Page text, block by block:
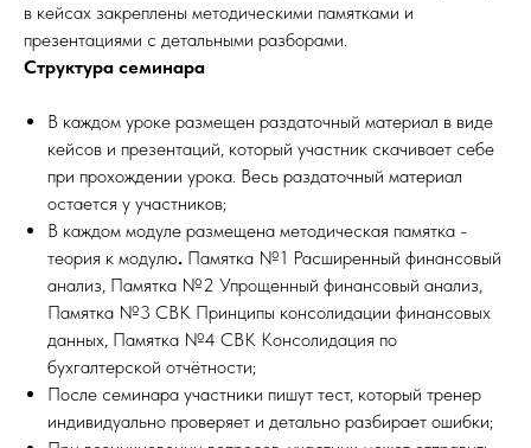
в кейсах закреплены методическими памятками и
презентациями с детальными разборами.
Структура семинара
В каждом уроке размещен раздаточный материал в виде
кейсов и презентаций, который участник скачивает себе
при прохождении урока. Весь раздаточный материал
остается у участников;
В каждом модуле размещена методическая памятка -
теория к модулю. Памятка №1 Расширенный финансовый
анализ, Памятка №2 Упрощенный финансовый анализ,
Памятка №3 СВК Принципы консолидации финансовых
данных, Памятка №4 СВК Консолидация по
бухгалтерской отчётности;
После семинара участники пишут тест, который тренер
индивидуально проверяет и детально разбирает ошибки;